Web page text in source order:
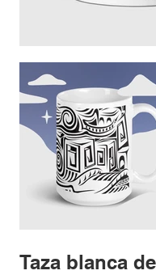
Taza blanca